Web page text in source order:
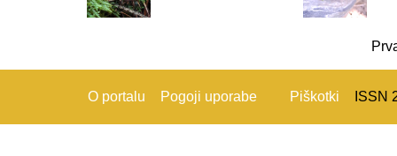
O portalu Pogoji uporabe Piškotki ISSN